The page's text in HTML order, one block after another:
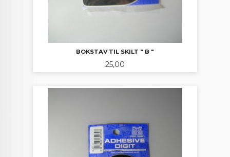
BOKSTAV TIL SKILT " B "
Pris
25,00